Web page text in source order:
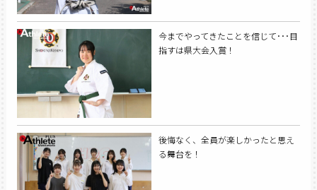
今までやってきたことを信じて･･･目
指すは県大会入賞！
後悔なく、全員が楽しかったと思え
る舞台を！